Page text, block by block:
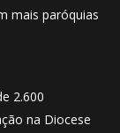
mais paróquias
2.600
na Diocese